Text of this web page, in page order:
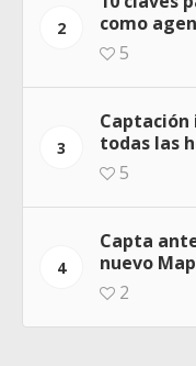
2
como
5
3
todas las
5
4
Capta
nuevo
2